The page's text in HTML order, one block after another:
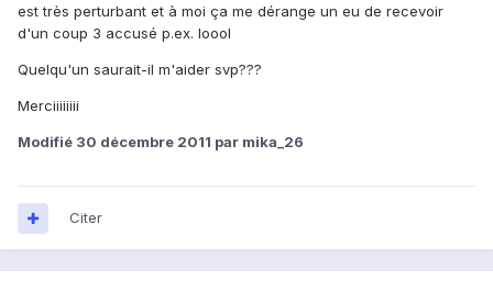
est très perturbant et à moi ça me dérange un eu de recevoir
d'un coup 3 accusé p.ex. loool
Quelqu'un saurait-il m'aider svp???
Merciiiiiiii
Modifié 30 décembre 2011 par mika_26
Citer